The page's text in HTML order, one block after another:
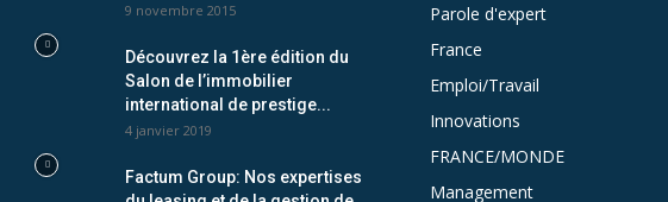
9 novembre 2015
Découvrez la 1ère édition du
Salon de l’immobilier
international de prestige...
4 janvier 2019
Factum Group: Nos expertises
Parole d'expert
France
Emploi/Travail
Innovations
FRANCE/MONDE
Management